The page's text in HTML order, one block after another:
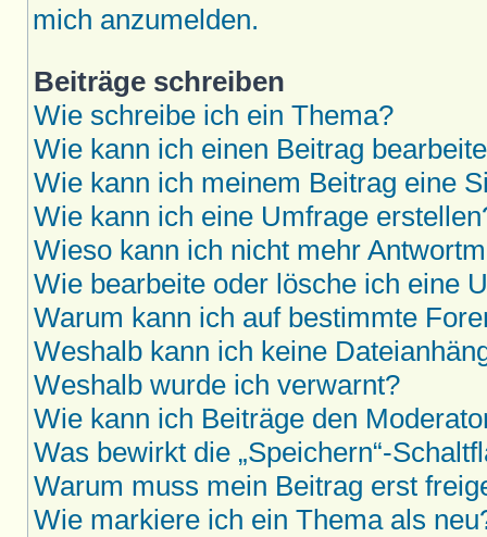
mich anzumelden.
Beiträge schreiben
Wie schreibe ich ein Thema?
Wie kann ich einen Beitrag
Wie kann ich meinem Beitrag eine
Wie kann ich eine Umfrage
Wieso kann ich nicht mehr
Wie bearbeite oder lösche ich eine
Warum kann ich auf bestimmte
Weshalb kann ich keine
Weshalb wurde ich verwarnt?
Wie kann ich Beiträge den
Was bewirkt die „Speichern“-
Warum muss mein Beitrag erst
Wie markiere ich ein Thema als